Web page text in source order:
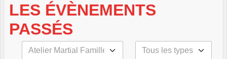
LES ÉVÈNEMENTS
PASSÉS